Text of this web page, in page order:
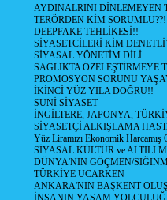
AYDINALRINI DİNLEMEYEN
TERÖRDEN KİM
DEEPFAKE TEHLİKESİ!!
SİYASETCİLERİ KİM
SİYASAL YÖNETİM DİLİ
SAGLIKTA ÖZELEŞTİRMEYE
PROMOSYON SORUNU
İKİNCİ YÜZ YILA DOĞRU!!
SUNİ SİYASET
İNGİLTERE, JAPONYA,
SİYASETÇİ ALKIŞLAMA
Yüz Liramızı Ekonomik Harcamış
SİYASAL KÜLTÜR ve ALTILI
DÜNYA'NIN GÖÇMEN/
TÜRKİYE UCARKEN
ANKARA'NIN BAŞKENT
İNSANIN YAŞAM